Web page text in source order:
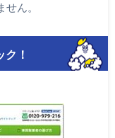
ん。
！